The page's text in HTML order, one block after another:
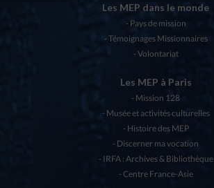
Les MEP dans le monde
Pays de mission
Témoignages Missionnaires
Volontariat
Les MEP à Paris
Mission 128
Musée et activités culturelles
Histoire des MEP
Discerner ma vocation
IRFA : Archives & Bibliothèque
Centre France-Asie